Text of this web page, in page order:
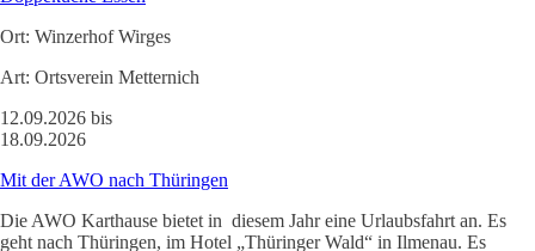
Ort: Winzerhof Wirges
Art: Ortsverein Metternich
12.09.2026 bis
18.09.2026
Mit der AWO nach Thüringen
Die AWO Karthause bietet in diesem Jahr eine Urlaubsfahrt an. Es
geht nach Thüringen, im Hotel „Thüringer Wald“ in Ilmenau. Es